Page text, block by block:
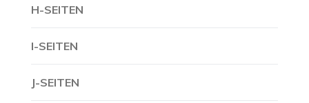
H-SEITEN
I-SEITEN
J-SEITEN